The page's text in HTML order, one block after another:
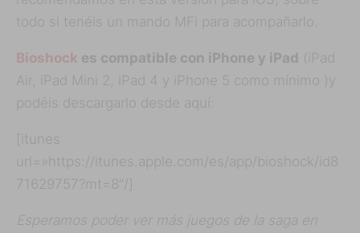
todo si tenéis un mando MFi para acompañarlo.
Bioshock es compatible con iPhone y iPad (iPad
Air, iPad Mini 2, iPad 4 y iPhone 5 como mínimo )y
podéis descargarlo desde aquí:
[itunes
url=»https://itunes.apple.com/es/app/bioshock/id8
71629757?mt=8″/]
Esperamos poder ver más juegos de la saga en